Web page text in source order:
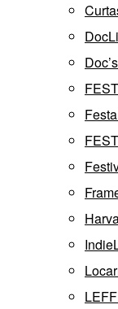
FEST